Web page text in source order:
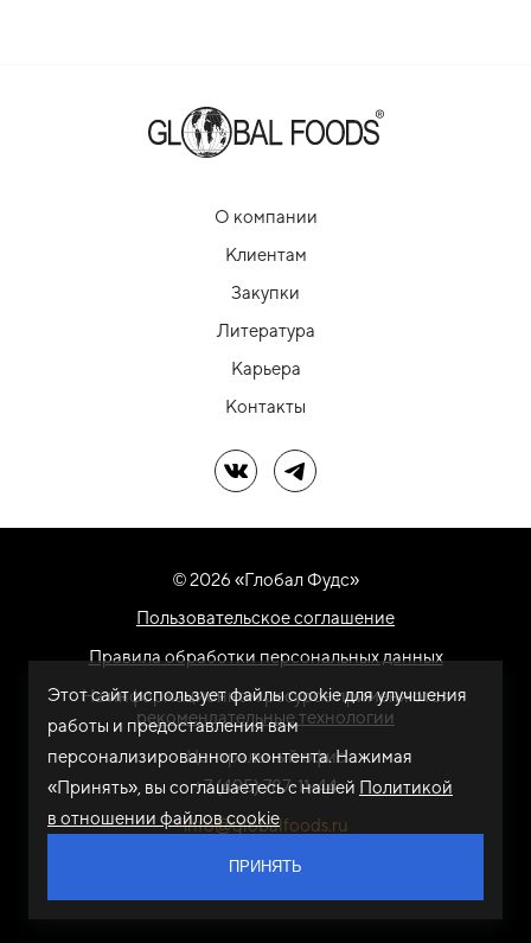
О компании
Клиентам
Закупки
Литература
Карьера
Контакты
Мы в ВКМы в Telegram
© 2026 «Глобал Фудс»
Пользовательское соглашение
Правила обработки персональных данных
На информационном ресурсе применяются
рекомендательные технологии
Центральный офис
+7 (495) 787-11-44
info@globalfoods.ru
Этот сайт использует файлы cookie для улучшения
работы и предоставления вам
персонализированного контента. Нажимая
«Принять», вы соглашаетесь с нашей Политикой
в отношении файлов cookie
ПРИНЯТЬ